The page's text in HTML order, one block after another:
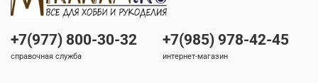
+7(977) 800-30-32
справочная служба
+7(985) 978-42-45
интернет-магазин